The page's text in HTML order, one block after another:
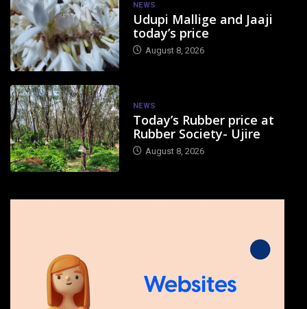
NEWS
Udupi Mallige and Jaaji
today’s price
August 8, 2026
NEWS
Today’s Rubber price at
Rubber Society- Ujire
August 8, 2026